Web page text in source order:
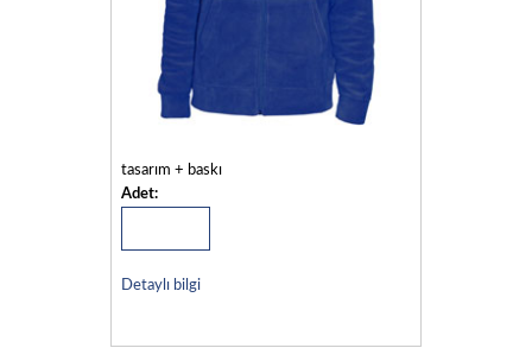
tasarım + baskı
Adet:
Detaylı bilgi